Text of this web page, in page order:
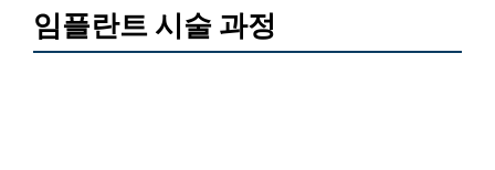
임플란트 시술 과정